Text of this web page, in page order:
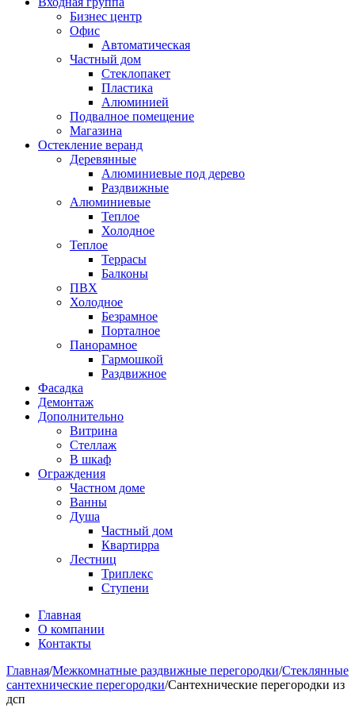
Бизнес центр
Офис
Автоматическая
Частный дом
Стеклопакет
Пластика
Алюминией
Подвалное помещение
Магазина
Остекление веранд
Деревянные
Алюминиевые под дерево
Раздвижные
Алюминиевые
Теплое
Холодное
Теплое
Террасы
Балконы
ПВХ
Холодное
Безрамное
Порталное
Панорамное
Гармошкой
Раздвижное
Фасадка
Демонтаж
Дополнительно
Витрина
Стеллаж
В шкаф
Ограждения
Частном доме
Ванны
Душа
Частный дом
Квартирра
Лестниц
Триплекс
Ступени
Главная
О компании
Контакты
Главная/Межкомнатные раздвижные перегородки/Стеклянные
сантехнические перегородки/Сантехнические перегородки из
дсп